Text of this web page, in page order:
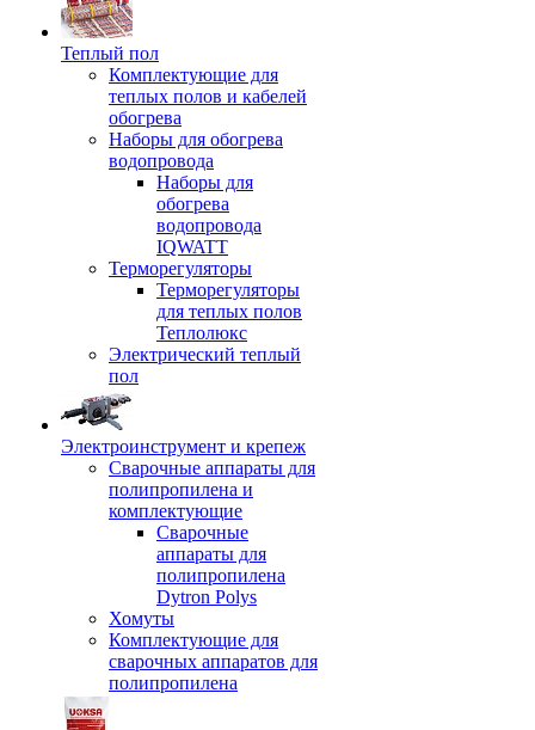
Теплый пол
Комплектующие для
теплых полов и кабелей
обогрева
Наборы для обогрева
водопровода
Наборы для
обогрева
водопровода
IQWATT
Терморегуляторы
Терморегуляторы
для теплых полов
Теплолюкс
Электрический теплый
пол
Электроинструмент и крепеж
Сварочные аппараты для
полипропилена и
комплектующие
Сварочные
аппараты для
полипропилена
Dytron Polys
Хомуты
Комплектующие для
сварочных аппаратов для
полипропилена